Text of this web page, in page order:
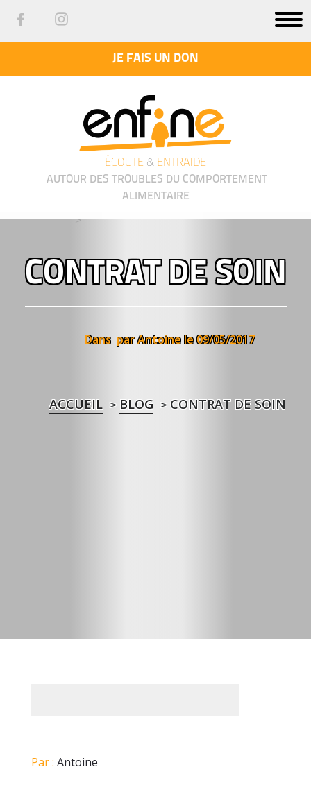
JE FAIS UN DON
ÉCOUTE & ENTRAIDE
AUTOUR DES TROUBLES DU COMPORTEMENT
ALIMENTAIRE
');">
CONTRAT DE SOIN
Dans par Antoinele 09/05/2017
ACCUEIL > BLOG > CONTRAT DE SOIN
Par : Antoine